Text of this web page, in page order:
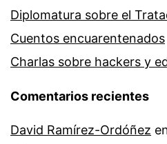
Diplomatura sobre el
Cuentos encuarentenados
Charlas sobre hackers y
Comentarios recientes
David Ramírez-Ordóñez